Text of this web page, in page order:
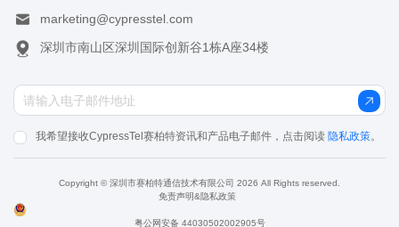
marketing@cypresstel.com
深圳市南山区深圳国际创新谷1栋A座34楼
我希望接收CypressTel赛柏特资讯和产品电子邮件，点击阅读 隐私政策。
Copyright © 深圳市赛柏特通信技术有限公司 2026 All Rights reserved.
免责声明&隐私政策
粤公网安备 44030502002905号